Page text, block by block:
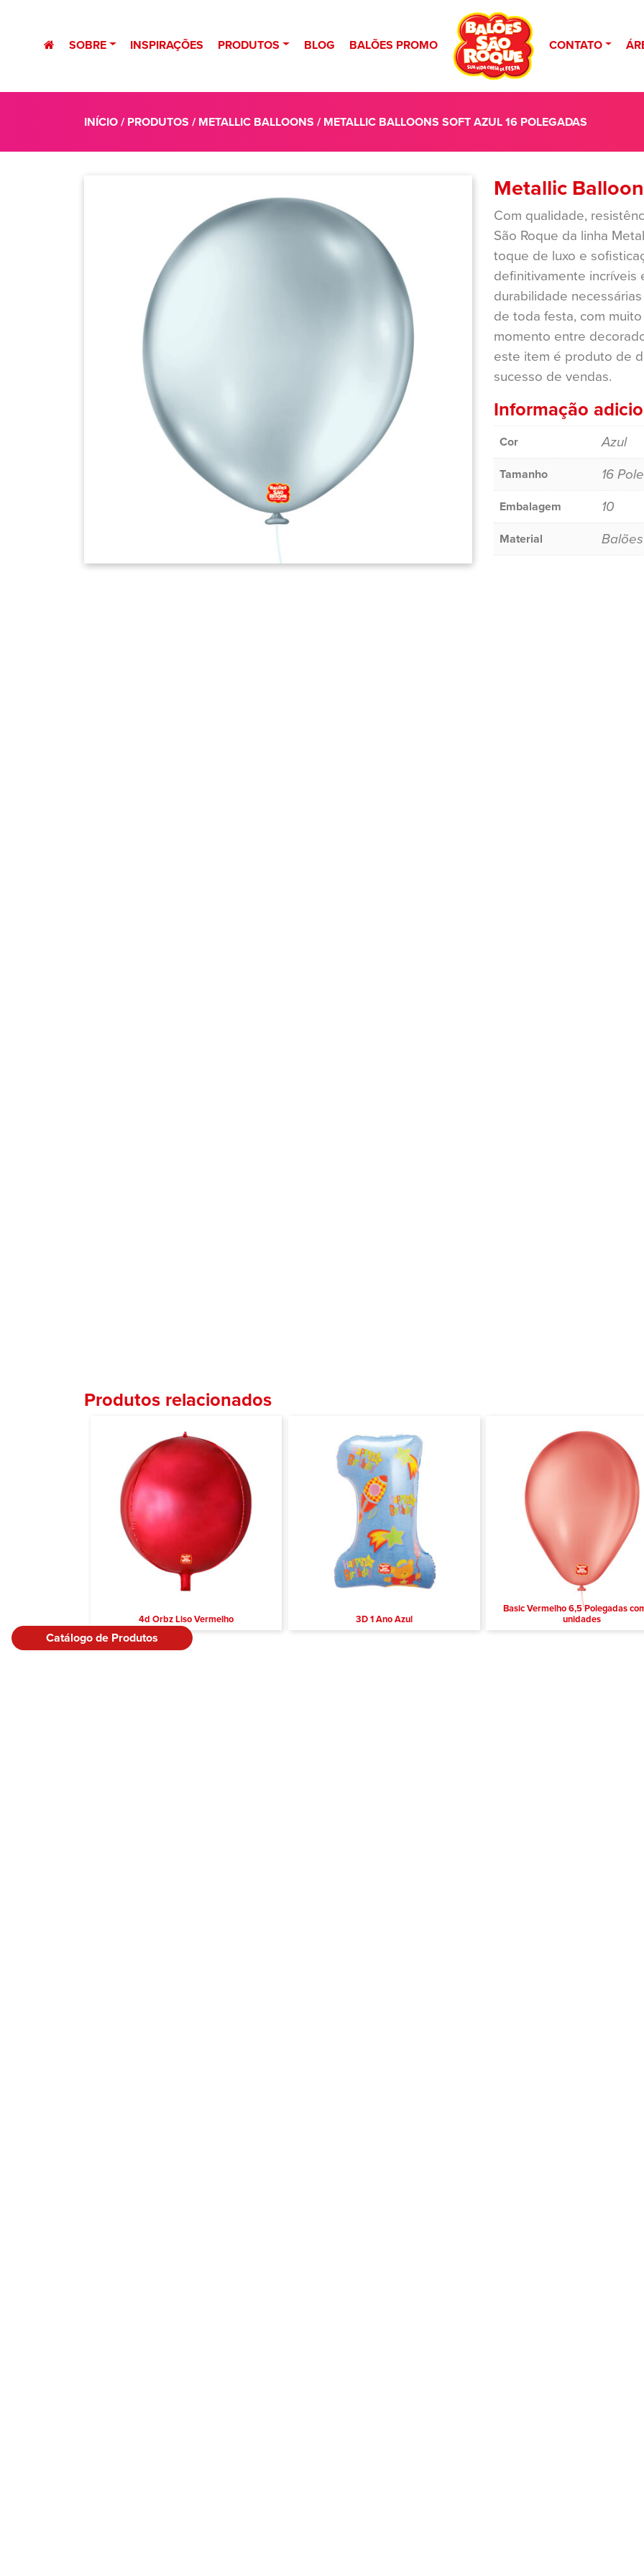
SOBRE INSPIRAÇÕES PRODUTOS BLOG BALÕES PROMO CONTATO
INÍCIO/ PRODUTOS / METALLIC BALLOONS / METALLIC BALLOONS SOFT AZUL 16 POLEGADAS
Metallic
Com qualidade,
São Roque da linha
toque de luxo e
definitivamente
durabilidade
de toda festa, com
momento entre
este item é produto de
sucesso de vendas.
Informação
Cor Azul
Tamanho 16
Embalagem 10
Material
Produtos relacionados
4d Orbz Liso Vermelho 3D 1 Ano Azul
Basic Vermelho 6,5 Polegadas
unidades
Catálogo de Produtos